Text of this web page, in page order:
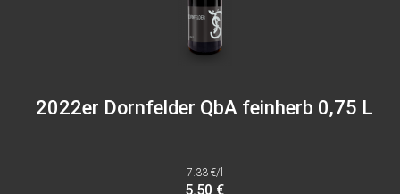
2022er Dornfelder QbA feinherb 0,75 L
7.33 €/l
5.50 €